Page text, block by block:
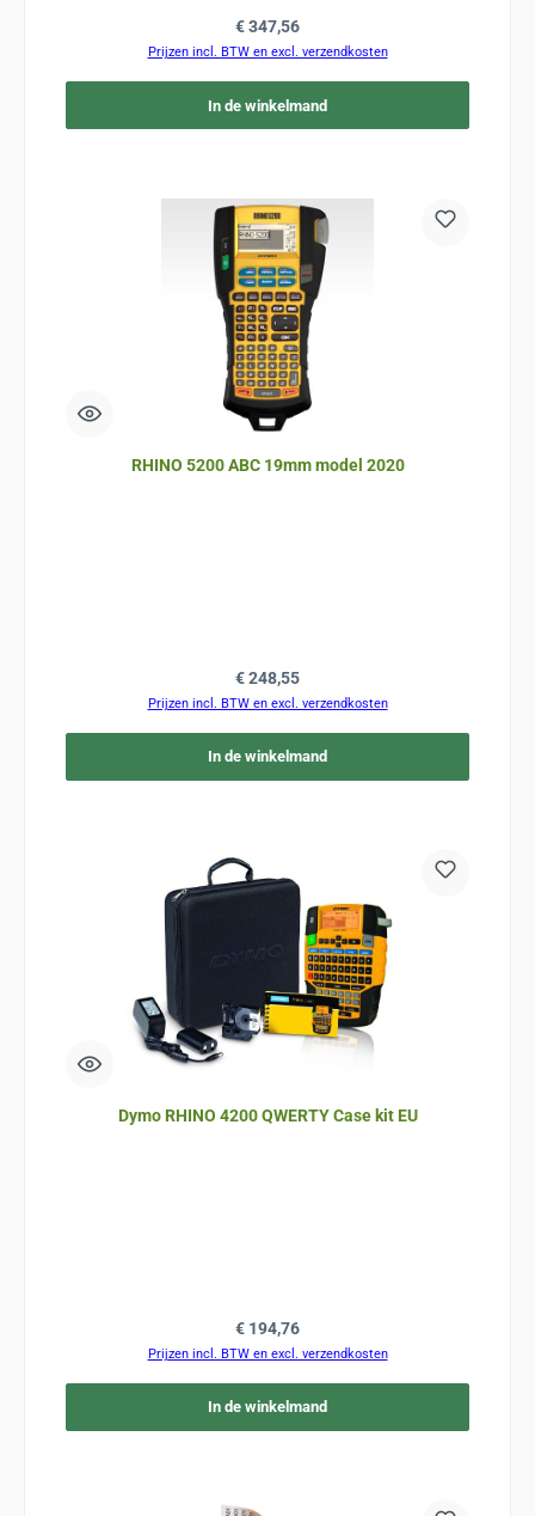
Normale prijs:
€ 347,56
Prijzen incl. BTW en excl. verzendkosten
In de winkelmand
RHINO 5200 ABC 19mm model 2020
Normale prijs:
€ 248,55
Prijzen incl. BTW en excl. verzendkosten
In de winkelmand
Dymo RHINO 4200 QWERTY Case kit EU
Normale prijs:
€ 194,76
Prijzen incl. BTW en excl. verzendkosten
In de winkelmand